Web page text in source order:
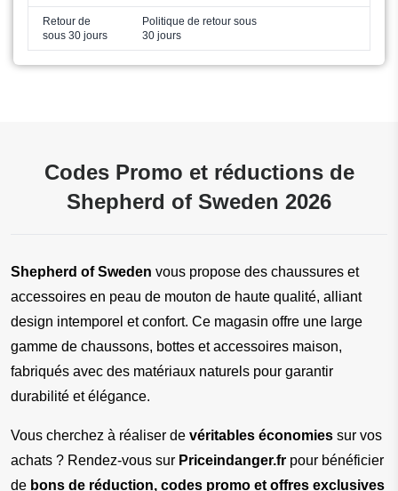
Retour de
sous 30 jours
Politique de retour sous
30 jours
Codes Promo et réductions de
Shepherd of Sweden 2026
Shepherd of Sweden vous propose des chaussures et
accessoires en peau de mouton de haute qualité, alliant
design intemporel et confort. Ce magasin offre une large
gamme de chaussons, bottes et accessoires maison,
fabriqués avec des matériaux naturels pour garantir
durabilité et élégance.
Vous cherchez à réaliser de véritables économies sur vos
achats ? Rendez-vous sur Priceindanger.fr pour bénéficier
de bons de réduction, codes promo et offres exclusives